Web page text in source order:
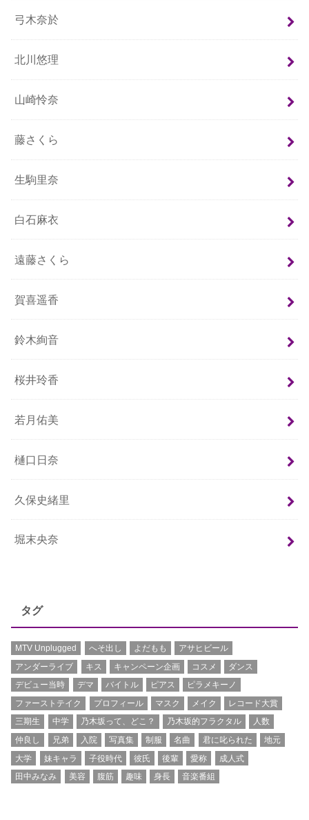
弓木奈於
北川悠理
山崎怜奈
藤さくら
生駒里奈
白石麻衣
遠藤さくら
賀喜遥香
鈴木絢音
桜井玲香
若月佑美
樋口日奈
久保史緒里
堀末央奈
タグ
MTV Unplugged へそ出し よだもも
アサヒビール
アンダーライブ
キス キャンペーン企画 コスメ
ダンス
デビュー当時
デマ バイトル ピアス
ピラメキーノ
ファーストテイク
プロフィール マスク メイク
レコード大賞
三期生
中学 乃木坂って、どこ？ 乃木坂的フラクタル
人数
仲良し
兄弟 入院 写真集 制服 名曲 君に叱られた
地元
大学
妹キャラ 子役時代 彼氏 後輩 愛称
成人式
田中みなみ
美容 腹筋 趣味 身長 音楽番組